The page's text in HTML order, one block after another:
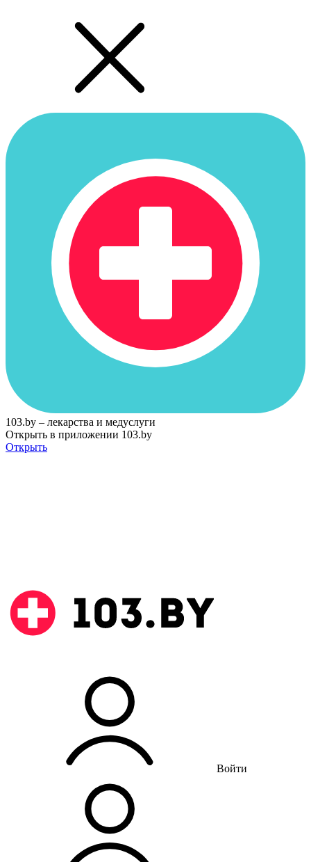
103.by – лекарства и медуслуги
Открыть в приложении 103.by
Открыть
Войти